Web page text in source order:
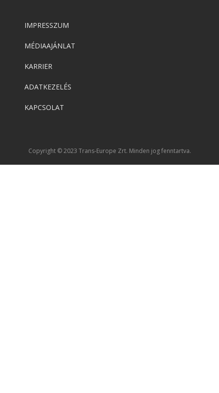
IMPRESSZUM
MÉDIAAJÁNLAT
KARRIER
ADATKEZELÉS
KAPCSOLAT
Copyright © 2023 Trans-Europe Zrt. Minden jog fenntartva.